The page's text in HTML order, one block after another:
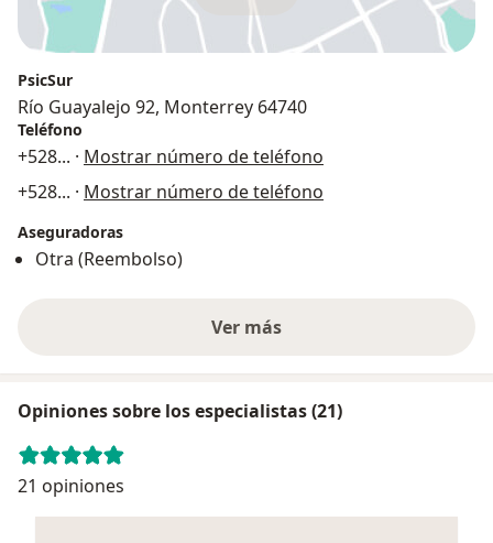
PsicSur
Río Guayalejo 92, Monterrey 64740
Teléfono
+528... · Mostrar número de teléfono
+528... · Mostrar número de teléfono
Aseguradoras
Otra (Reembolso)
Ver más
Opiniones sobre los especialistas (21)
21 opiniones